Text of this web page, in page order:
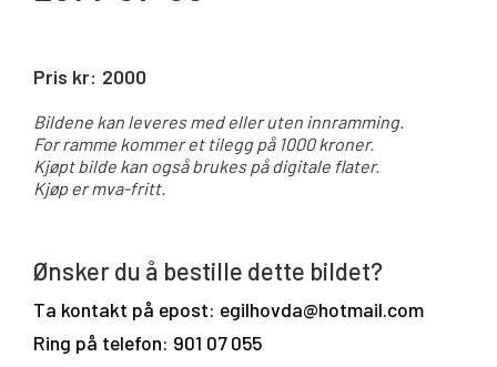
Pris kr: 2000
Bildene kan leveres med eller uten innramming.
For ramme kommer et tilegg på 1000 kroner.
Kjøpt bilde kan også brukes på digitale flater.
Kjøp er mva-fritt.
Ønsker du å bestille dette bildet?
Ta kontakt på epost: egilhovda@hotmail.com
Ring på telefon: 901 07 055